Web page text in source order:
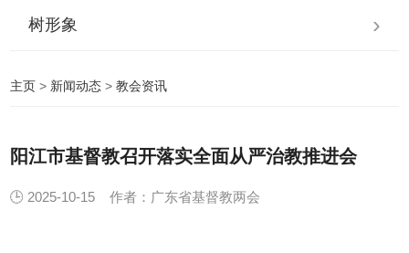
树形象
主页 > 新闻动态 >教会资讯
阳江市基督教召开落实全面从严治教推进会
🕒 2025-10-15 作者：广东省基督教两会